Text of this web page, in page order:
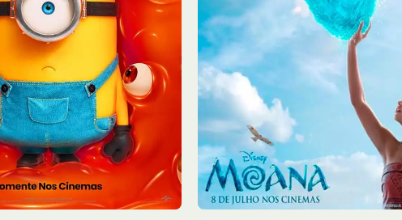
Qui - 06/08
Sala 2 15:15